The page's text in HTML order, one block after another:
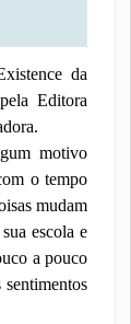
da
Editora
motivo
o tempo
mudam
escola e
a pouco